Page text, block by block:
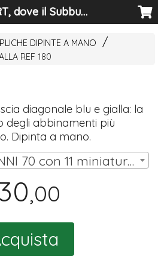
SUBBART, dove il Subbuteo diventa arte
DIPINTE A MANO
REF 180
diagonale blu e gialla: la
degli abbinamenti più
Dipinta a mano.
SCATOLA HW ANNI 70 con 11 miniature (10 omini, portiere su asta) | € 30,00
30,00